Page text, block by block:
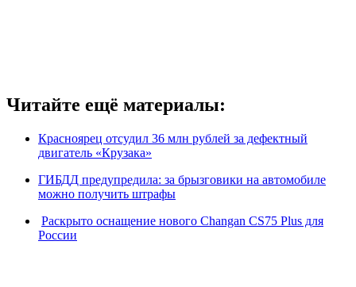
Читайте ещё материалы:
Красноярец отсудил 36 млн рублей за дефектный
двигатель «Крузака»
ГИБДД предупредила: за брызговики на автомобиле
можно получить штрафы
Раскрыто оснащение нового Changan CS75 Plus для
России